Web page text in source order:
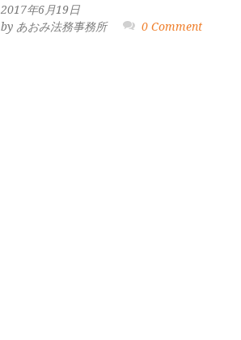
2017年6月19日
by あおみ法務事務所
0 Comment